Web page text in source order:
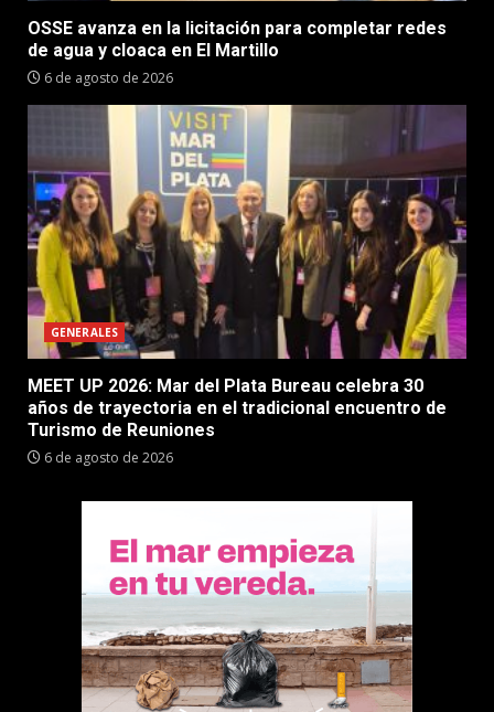
OSSE avanza en la licitación para completar redes
de agua y cloaca en El Martillo
6 de agosto de 2026
GENERALES
MEET UP 2026: Mar del Plata Bureau celebra 30
años de trayectoria en el tradicional encuentro de
Turismo de Reuniones
6 de agosto de 2026